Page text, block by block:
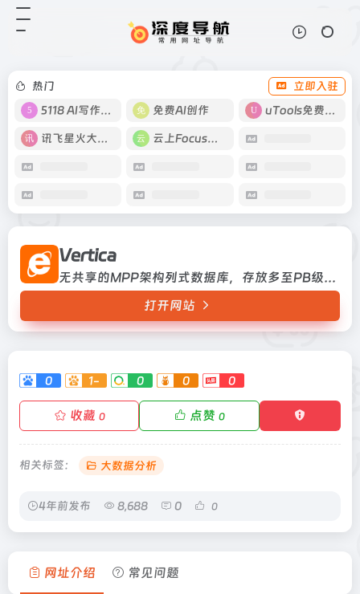
热门
立即入驻
5118 AI写作工具
免费AI创作 uTools免费工具箱
讯飞星火大模型 云上Focus接码
Vertica
无共享的MPP架构列式数据库，存放多至PB级别的结构化数据
打开网站
0 1- 0 0 0
收藏 0 点赞 0
相关标签： 大数据分析
4年前发布 8,688 0 0
网址介绍 常见问题